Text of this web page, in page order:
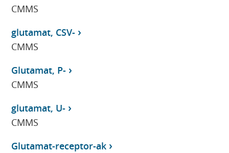
CMMS
glutamat, CSV-
CMMS
Glutamat, P-
CMMS
glutamat, U-
CMMS
Glutamat-receptor-ak